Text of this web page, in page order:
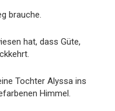
brauche.
hat, dass Güte,
Tochter Alyssa ins
Himmel.